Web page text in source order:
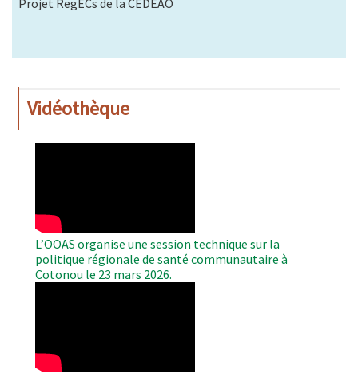
Projet RegECs de la CEDEAO
Vidéothèque
L’OOAS organise une session technique sur la
politique régionale de santé communautaire à
Cotonou le 23 mars 2026.